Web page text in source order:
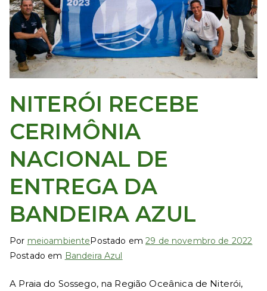
ei
o
e
d
NITERÓI RECEBE
CERIMÔNIA
NACIONAL DE
ENTREGA DA
BANDEIRA AZUL
Por meioambientePostado em29 de novembro de 2022
Postado em Bandeira Azul
A Praia do Sossego, na Região Oceânica de Niterói,